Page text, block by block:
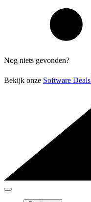
Nog niets gevonden?
Bekijk onze Software Deals